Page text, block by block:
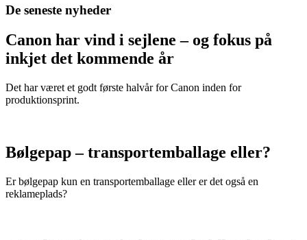
De seneste nyheder
Canon har vind i sejlene – og fokus på
inkjet det kommende år
Det har været et godt første halvår for Canon inden for
produktionsprint.
Bølgepap – transportemballage eller?
Er bølgepap kun en transportemballage eller er det også en
reklameplads?